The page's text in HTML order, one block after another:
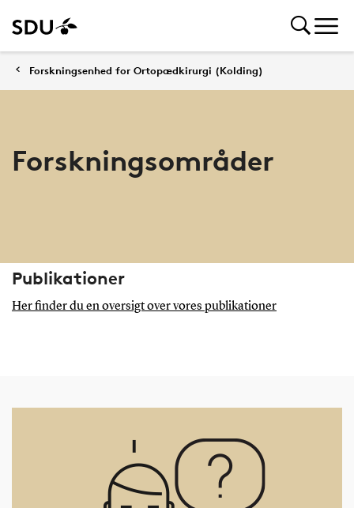
Forskningsenhed for Ortopædkirurgi (Kolding)
Forskningsområder
Publikationer
Her finder du en oversigt over vores publikationer